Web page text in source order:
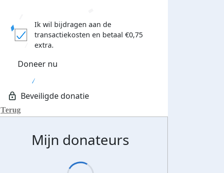
Terug
Ik wil bijdragen aan de
transactiekosten en betaal €0,75
extra.
Doneer nu
Mijn donateurs